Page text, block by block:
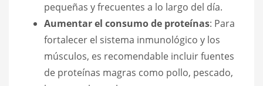
pequeñas y frecuentes a lo largo del día.
Aumentar el consumo de proteínas: Para
fortalecer el sistema inmunológico y los
músculos, es recomendable incluir fuentes
de proteínas magras como pollo, pescado,